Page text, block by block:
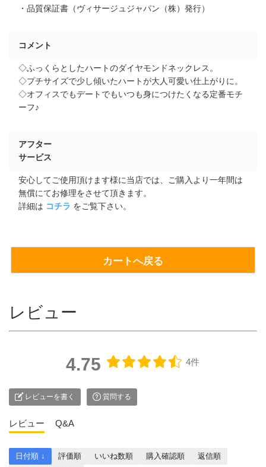
・品質保証書（ヴィサージュジャパン（株）発行）
コメント
◇ふっくらとしたハートのダイヤモンドネックレス。
◇プチサイズで少し傾いたハートが大人可愛い仕上がりに。
◇オフィスでもデートでもいつも身につけたくなる定番モチ
ーフ♪
アフター
サービス
安心してご使用頂けます様に当店では、ご購入より一年間は
無償にてお修理をさせて頂きます。
詳細は コチラ をご覧下さい。
カートへ戻る
レビュー
4.75 4件
レビューを書く 質問する
レビュー Q&A
日付順 ↓ 評価順 いいね数順 購入確認順
返信順